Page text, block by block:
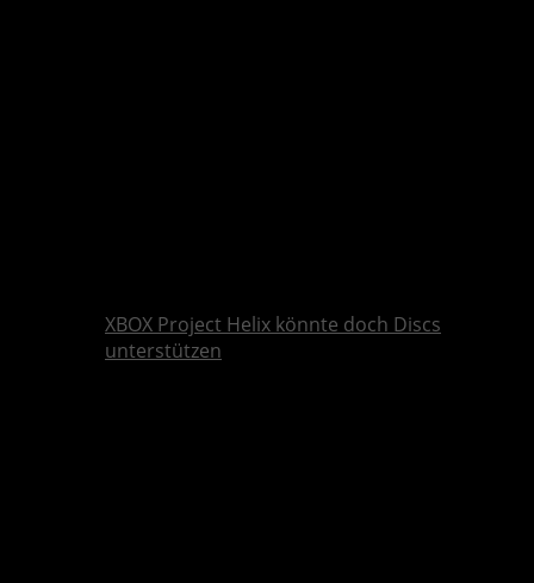
XBOX Project Helix könnte doch Discs
unterstützen